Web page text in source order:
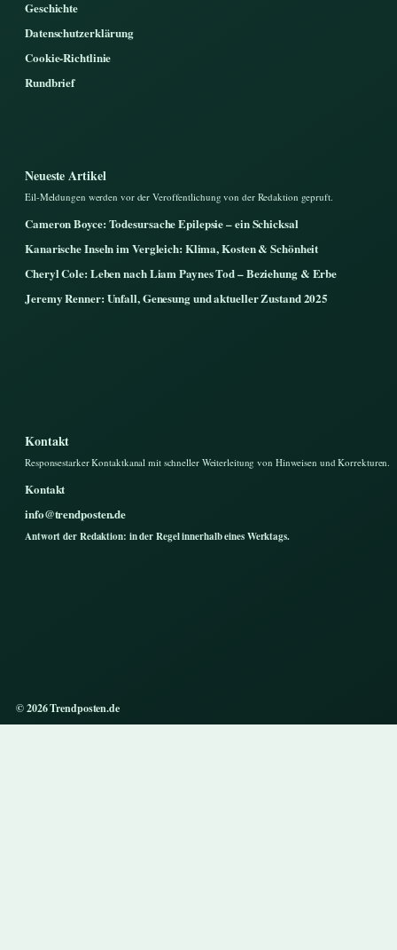
Geschichte
Datenschutzerklärung
Cookie-Richtlinie
Rundbrief
Neueste Artikel
Eil-Meldungen werden vor der Veroffentlichung von der Redaktion gepruft.
Cameron Boyce: Todesursache Epilepsie – ein Schicksal
Kanarische Inseln im Vergleich: Klima, Kosten & Schönheit
Cheryl Cole: Leben nach Liam Paynes Tod – Beziehung & Erbe
Jeremy Renner: Unfall, Genesung und aktueller Zustand 2025
Kontakt
Responsestarker Kontaktkanal mit schneller Weiterleitung von Hinweisen und Korrekturen.
Kontakt
info@trendposten.de
Antwort der Redaktion: in der Regel innerhalb eines Werktags.
© 2026 Trendposten.de